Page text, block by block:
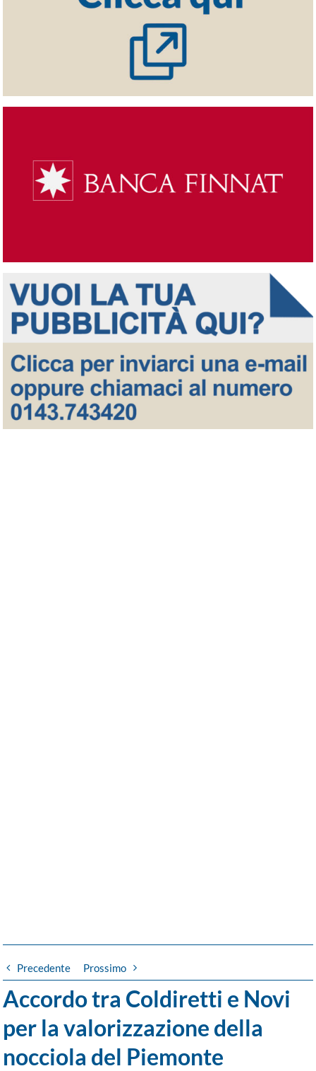
Precedente Prossimo
Accordo tra Coldiretti e Novi
per la valorizzazione della
nocciola del Piemonte